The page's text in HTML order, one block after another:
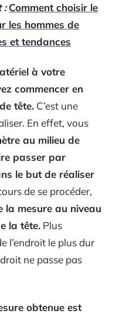
: Comment choisir le
les hommes de
et tendances
à votre
commencer en
tête. C’est une
En effet, vous
au milieu de
passer par
le but de réaliser
de se procéder,
la mesure au niveau
la tête. Plus
l’endroit le plus dur
ne passe pas
obtenue est